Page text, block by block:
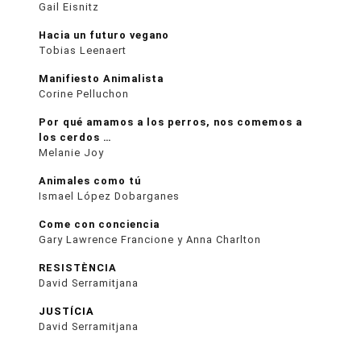
Gail Eisnitz
Hacia un futuro vegano
Tobias Leenaert
Manifiesto Animalista
Corine Pelluchon
Por qué amamos a los perros, nos comemos a
los cerdos …
Melanie Joy
Animales como tú
Ismael López Dobarganes
Come con conciencia
Gary Lawrence Francione y Anna Charlton
RESISTÈNCIA
David Serramitjana
JUSTÍCIA
David Serramitjana